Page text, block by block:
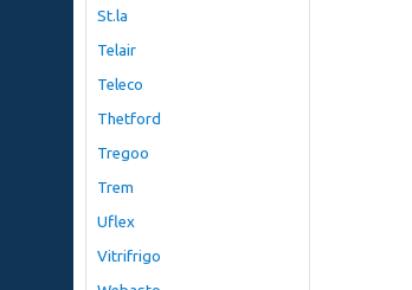
St.la
Telair
Teleco
Thetford
Tregoo
Trem
Uflex
Vitrifrigo